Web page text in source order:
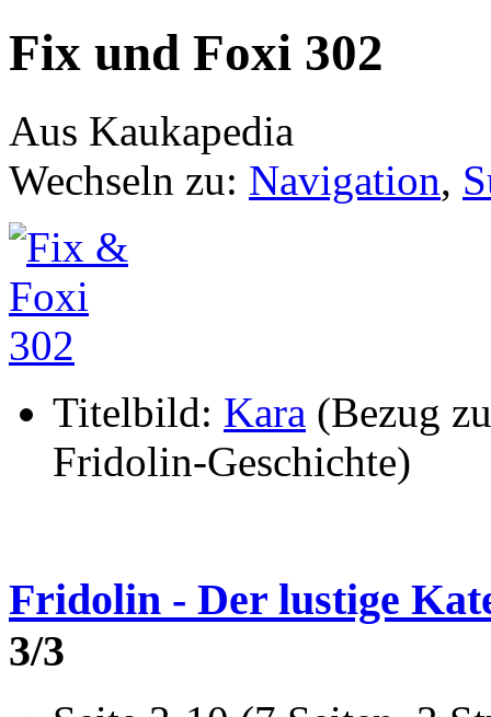
Fix und Foxi 302
Aus Kaukapedia
Wechseln zu: Navigation,
Titelbild: Kara (Bezug
Fridolin-Geschichte)
Fridolin - Der lustige
3/3